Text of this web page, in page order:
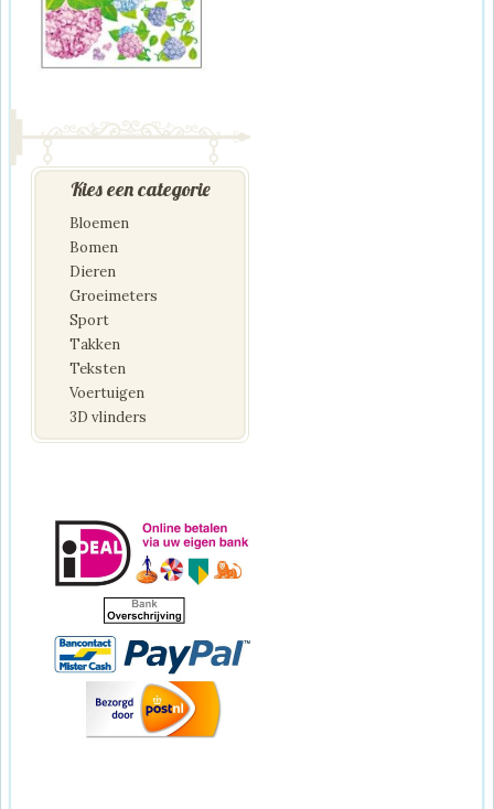
Kies een categorie
Bloemen
Bomen
Dieren
Groeimeters
Sport
Takken
Teksten
Voertuigen
3D vlinders